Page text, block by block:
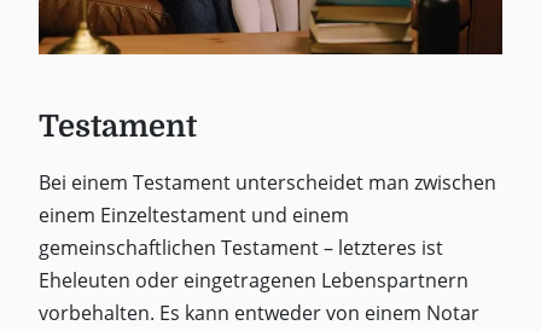
Testament
Bei einem Testament unterscheidet man zwischen
einem Einzeltestament und einem
gemeinschaftlichen Testament – letzteres ist
Eheleuten oder eingetragenen Lebenspartnern
vorbehalten. Es kann entweder von einem Notar